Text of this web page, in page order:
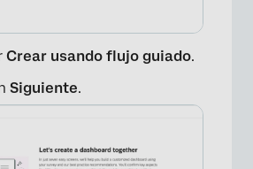
Crear usando flujo guiado.
Siguiente.